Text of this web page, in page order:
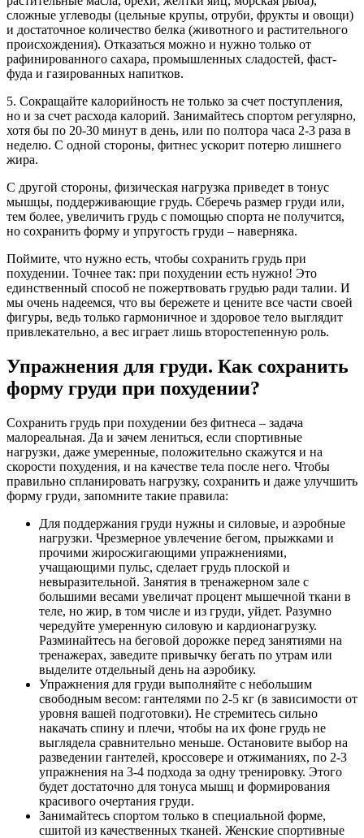
сложные углеводы (цельные крупы, отруби, фрукты и овощи)
и достаточное количество белка (животного и растительного
происхождения). Отказаться можно и нужно только от
рафинированного сахара, промышленных сладостей, фаст-
фуда и газированных напитков.
5. Сокращайте калорийность не только за счет поступления,
но и за счет расхода калорий. Занимайтесь спортом регулярно,
хотя бы по 20-30 минут в день, или по полтора часа 2-3 раза в
неделю. С одной стороны, фитнес ускорит потерю лишнего
жира.
С другой стороны, физическая нагрузка приведет в тонус
мышцы, поддерживающие грудь. Сберечь размер груди или,
тем более, увеличить грудь с помощью спорта не получится,
но сохранить форму и упругость груди – наверняка.
Поймите, что нужно есть, чтобы сохранить грудь при
похудении. Точнее так: при похудении есть нужно! Это
единственный способ не пожертвовать грудью ради талии. И
мы очень надеемся, что вы бережете и цените все части своей
фигуры, ведь только гармоничное и здоровое тело выглядит
привлекательно, а вес играет лишь второстепенную роль.
Упражнения для груди. Как сохранить
форму груди при похудении?
Сохранить грудь при похудении без фитнеса – задача
малореальная. Да и зачем лениться, если спортивные
нагрузки, даже умеренные, положительно скажутся и на
скорости похудения, и на качестве тела после него. Чтобы
правильно спланировать нагрузку, сохранить и даже улучшить
форму груди, запомните такие правила:
Для поддержания груди нужны и силовые, и аэробные
нагрузки. Чрезмерное увлечение бегом, прыжками и
прочими жиросжигающими упражнениями,
учащающими пульс, сделает грудь плоской и
невыразительной. Занятия в тренажерном зале с
большими весами увеличат процент мышечной ткани в
теле, но жир, в том числе и из груди, уйдет. Разумно
чередуйте умеренную силовую и кардионагрузку.
Разминайтесь на беговой дорожке перед занятиями на
тренажерах, заведите привычку бегать по утрам или
выделите отдельный день на аэробику.
Упражнения для груди выполняйте с небольшим
свободным весом: гантелями по 2-5 кг (в зависимости от
уровня вашей подготовки). Не стремитесь сильно
накачать спину и плечи, чтобы на их фоне грудь не
выглядела сравнительно меньше. Остановите выбор на
разведении гантелей, кроссовере и отжиманиях, по 2-3
упражнения на 3-4 подхода за одну тренировку. Этого
будет достаточно для тонуса мышц и формирования
красивого очертания груди.
Занимайтесь спортом только в специальной форме,
сшитой из качественных тканей. Женские спортивные